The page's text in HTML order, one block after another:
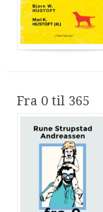
Fra 0 til 365